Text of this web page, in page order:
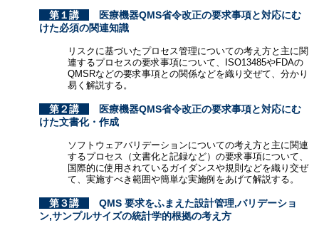
第１講
医療機器QMS省令改正の要求事項と対応にむ
けた必須の関連知識
リスクに基づいたプロセス管理についての考え方と主に関
連するプロセスの要求事項について、ISO13485やFDAの
QMSRなどの要求事項との関係などを織り交ぜて、分かり
易く解説する。
第２講
医療機器QMS省令改正の要求事項と対応にむ
けた文書化・作成
ソフトウェアバリデーションについての考え方と主に関連
するプロセス（文書化と記録など）の要求事項について、
国際的に使用されているガイダンスや規則などを織り交ぜ
て、実施すべき範囲や簡単な実施例をあげて解説する。
第３講
QMS 要求をふまえた設計管理,バリデーショ
ン,サンプルサイズの統計学的根拠の考え方